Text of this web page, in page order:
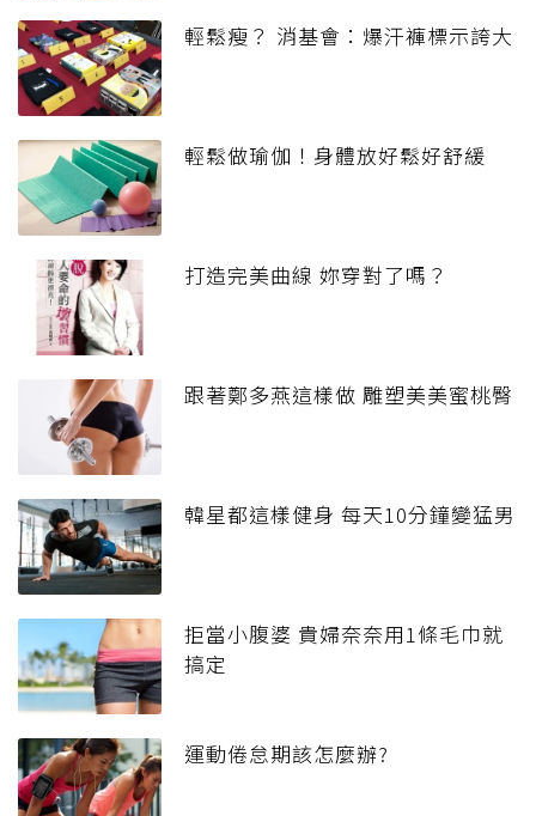
輕鬆瘦？ 消基會：爆汗褲標示誇大
輕鬆做瑜伽！身體放好鬆好舒緩
打造完美曲線 妳穿對了嗎？
跟著鄭多燕這樣做 雕塑美美蜜桃臀
韓星都這樣健身 每天10分鐘變猛男
拒當小腹婆 貴婦奈奈用1條毛巾就
搞定
運動倦怠期該怎麼辦?